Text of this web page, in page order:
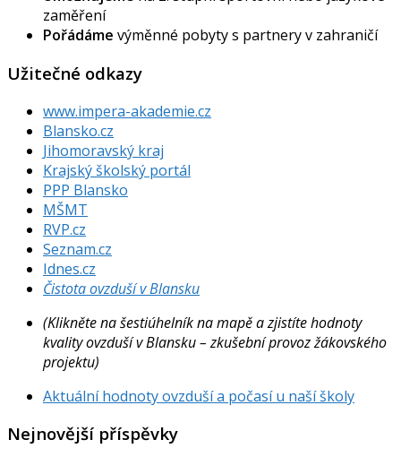
zaměření
Pořádáme výměnné pobyty s partnery v zahraničí
Užitečné odkazy
www.impera-akademie.cz
Blansko.cz
Jihomoravský kraj
Krajský školský portál
PPP Blansko
MŠMT
RVP.cz
Seznam.cz
Idnes.cz
Čistota ovzduší v Blansku
(Klikněte na šestiúhelník na mapě a zjistíte hodnoty
kvality ovzduší v Blansku – zkušební provoz žákovského
projektu)
Aktuální hodnoty ovzduší a počasí u naší školy
Nejnovější příspěvky